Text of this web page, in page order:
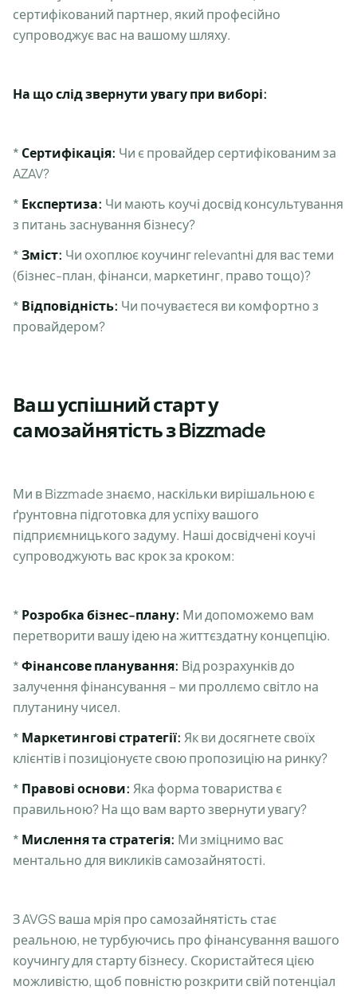
сертифікований партнер, який професійно
супроводжує вас на вашому шляху.
На що слід звернути увагу при виборі:
* Сертифікація: Чи є провайдер сертифікованим за
AZAV?
* Експертиза: Чи мають коучі досвід консультування
з питань заснування бізнесу?
*Зміст: Чи охоплює коучинг relevantні для вас теми
(бізнес-план, фінанси, маркетинг, право тощо)?
* Відповідність: Чи почуваєтеся ви комфортно з
провайдером?
Ваш успішний старт у
самозайнятість з Bizzmade
Ми в Bizzmade знаємо, наскільки вирішальною є
ґрунтовна підготовка для успіху вашого
підприємницького задуму. Наші досвідчені коучі
супроводжують вас крок за кроком:
* Розробка бізнес-плану: Ми допоможемо вам
перетворити вашу ідею на життєздатну концепцію.
*Фінансове планування: Від розрахунків до
залучення фінансування – ми проллємо світло на
плутанину чисел.
* Маркетингові стратегії: Як ви досягнете своїх
клієнтів і позиціонуєте свою пропозицію на ринку?
* Правові основи: Яка форма товариства є
правильною? На що вам варто звернути увагу?
* Мислення та стратегія: Ми зміцнимо вас
ментально для викликів самозайнятості.
З AVGS ваша мрія про самозайнятість стає
реальною, не турбуючись про фінансування вашого
коучингу для старту бізнесу. Скористайтеся цією
можливістю, щоб повністю розкрити свій потенціал